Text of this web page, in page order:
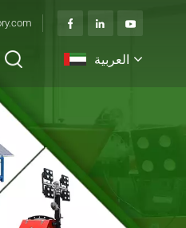
العربية
English
français
Deutsch